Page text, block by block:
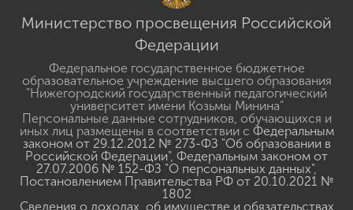
Министерство просвещения Российской
Федерации
Федеральное государственное бюджетное
образовательное учреждение высшего образования
"Нижегородский государственный педагогический
университет имени Козьмы Минина"
Персональные данные сотрудников, обучающихся и
иных лиц размещены в соответствии с Федеральным
законом от 29.12.2012 № 273-ФЗ "Об образовании в
Российской Федерации", Федеральным законом от
27.07.2006 № 152-ФЗ "О персональных данных",
Постановлением Правительства РФ от 20.10.2021 №
1802
Сведения о доходах, об имуществе и обязательствах